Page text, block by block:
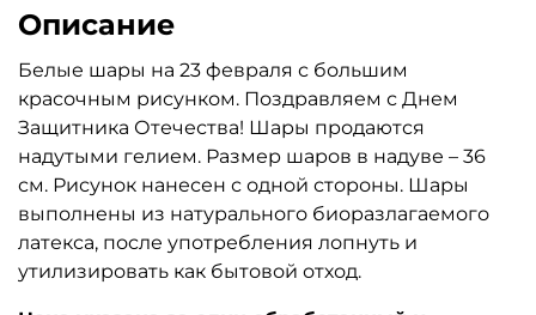
Описание
Белые шары на 23 февраля с большим
красочным рисунком. Поздравляем с Днем
Защитника Отечества! Шары продаются
надутыми гелием. Размер шаров в надуве – 36
см. Рисунок нанесен с одной стороны. Шары
выполнены из натурального биоразлагаемого
латекса, после употребления лопнуть и
утилизировать как бытовой отход.